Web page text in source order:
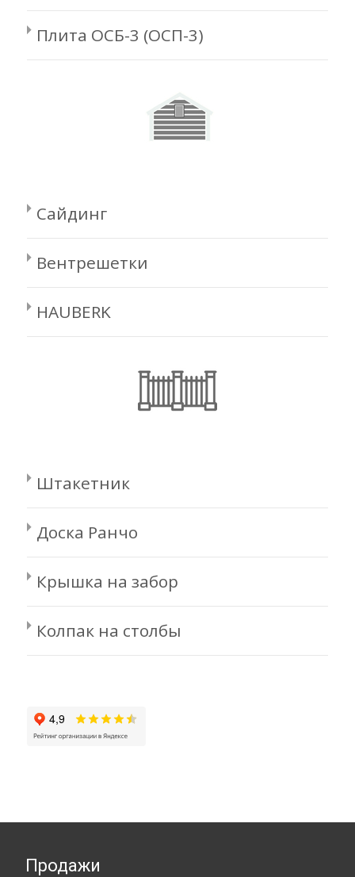
Плита ОСБ-3 (ОСП-3)
Сайдинг
Вентрешетки
HAUBERK
Штакетник
Доска Ранчо
Крышка на забор
Колпак на столбы
Продажи